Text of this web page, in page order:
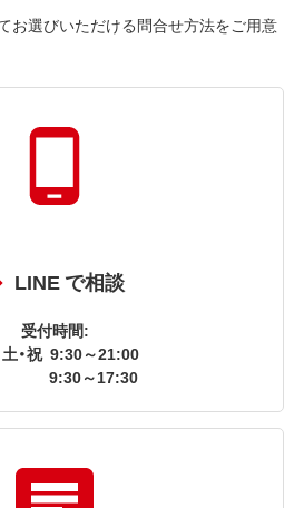
お選びいただける問合せ方法をご用意
LINE で相談
受付時間:
・祝 9:30～21:00
9:30～17:30